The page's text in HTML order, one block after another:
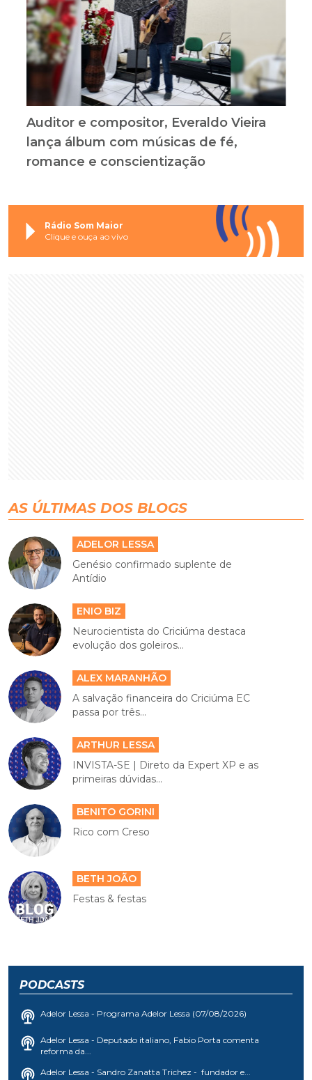
Auditor e compositor, Everaldo Vieira
lança álbum com músicas de fé,
romance e conscientização
Rádio Som Maior
Clique e ouça ao vivo
AS ÚLTIMAS DOS BLOGS
ADELOR LESSA
Genésio confirmado suplente de
Antídio
ENIO BIZ
Neurocientista do Criciúma destaca
evolução dos goleiros...
ALEX MARANHÃO
A salvação financeira do Criciúma EC
passa por três...
ARTHUR LESSA
INVISTA-SE | Direto da Expert XP e as
primeiras dúvidas...
BENITO GORINI
Rico com Creso
BETH JOÃO
Festas & festas
PODCASTS
Adelor Lessa - Programa Adelor Lessa (07/08/2026)
Adelor Lessa - Deputado italiano, Fabio Porta comenta
reforma da...
Adelor Lessa - Sandro Zanatta Trichez - fundador e...